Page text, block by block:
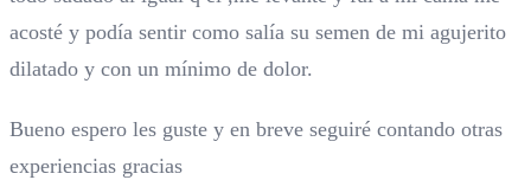
acosté y podía sentir como salía su semen de mi agujerito
dilatado y con un mínimo de dolor.
Bueno espero les guste y en breve seguiré contando otras
experiencias gracias